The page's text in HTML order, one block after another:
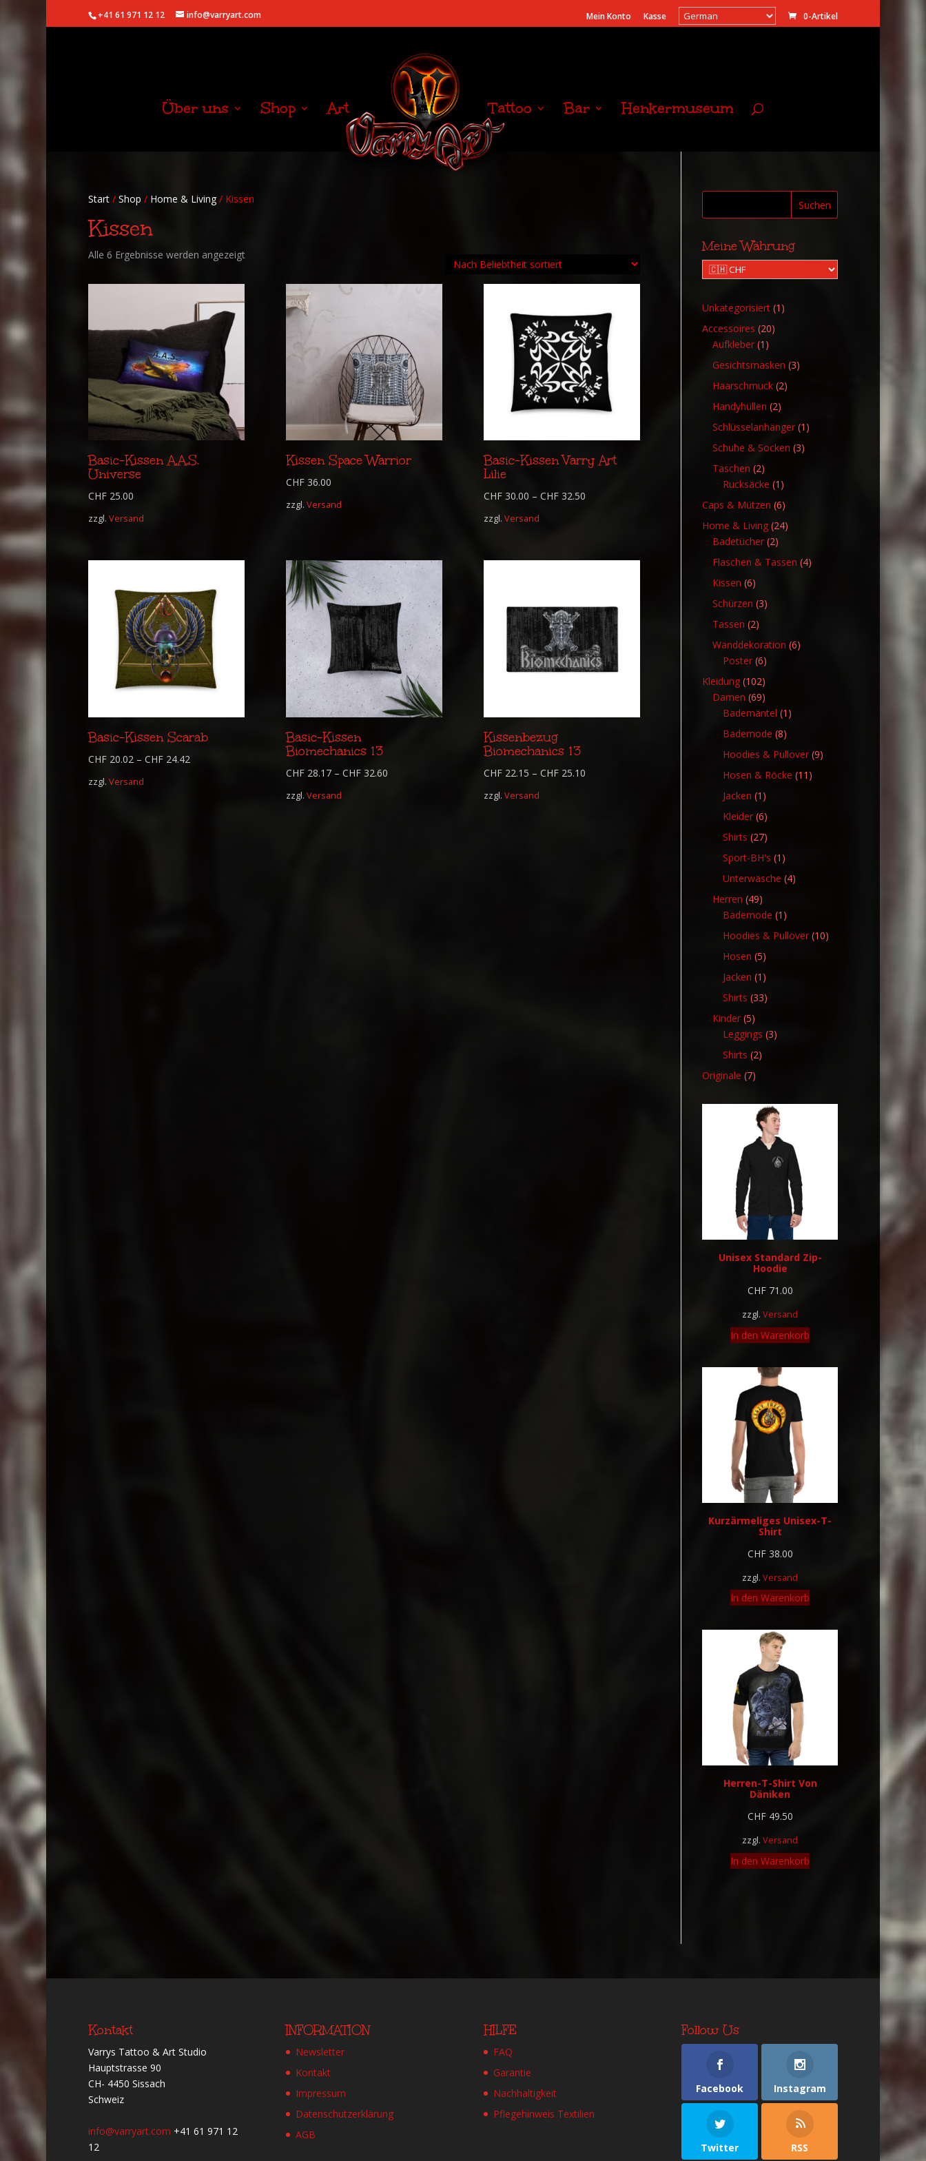
+41 61 971 12 12 info@varryart.com Mein Konto Kasse 0-Artikel
Über uns Shop Art Tattoo Bar Henkermuseum
Start/ Shop / Home & Living/ Kissen
Kissen
Alle 6 Ergebnisse werden angezeigtNach
sortiert
Basic-Kissen A.A.S.
Universe
CHF25.00
zzgl. Versand
Kissen Space Warrior
CHF36.00
zzgl. Versand
Basic-Kissen Varry Art
Lilie
CHF30.00 – CHF32.50
zzgl. Versand
Basic-Kissen Scarab
CHF20.02 – CHF24.42
zzgl. Versand
Basic-Kissen
Biomechanics 13
CHF28.17– CHF32.60
zzgl. Versand
Kissenbezug
Biomechanics 13
CHF22.15 – CHF25.10
zzgl. Versand
Suchen
Meine Währung
Unkategorisiert 1 1
Accessoires 2020
Aufkleber 1 1
Produkt
Gesichtsmasken 33
Haarschmuck 22
Handyhüllen 22
Produkte
Schlüsselanhänger 1 1
Schuhe & Socken 33
Taschen 22
Produkte
Rucksäcke 1 1
Produkt
Caps & Mützen 66
Produkte
Home & Living 2424
Badetücher 22
Produkte
Flaschen & Tassen 44
Kissen 66
Produkte
Schürzen 33
Tassen 22
Produkte
Wanddekoration 66
Poster 66
Produkte
Kleidung 102102
Produkte
Damen 6969
Produkte
Bademäntel 1 1
Bademode 88
Produkte
Hoodies & Pullover 99
Hosen & Röcke 11 11
Jacken 1 1
Produkt
Kleider 66
Produkte
Shirts 2727
Produkte
Sport-BH's 1 1
Produkt
Unterwäsche 44
Herren 4949
Produkte
Bademode 1 1
Produkt
Hoodies & Pullover 1010
Hosen 55
Produkte
Jacken 1 1
Produkt
Shirts 3333
Kinder 55
Produkte
Leggings 33
Shirts 22
Originale 77
Unisex Standard Zip-
Hoodie
CHF71.00
zzgl.Versand
In den Warenkorb
Kurzärmeliges Unisex-T-
Shirt
CHF38.00
zzgl.Versand
In den Warenkorb
Herren-T-Shirt Von
Däniken
CHF49.50
zzgl.Versand
In den Warenkorb
Kontakt
Varrys Tattoo & Art Studio
Hauptstrasse 90
CH- 4450 Sissach
Schweiz
info@varryart.com +41 61 971 12
12
INFORMATION
Newsletter
Kontakt
Impressum
Datenschutzerklärung
AGB
HILFE
FAQ
Garantie
Nachhaltigkeit
Pflegehinweis Textilien
Follow Us
Facebook Instagram
Twitter RSS